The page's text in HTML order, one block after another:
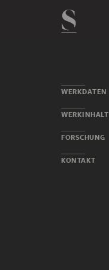
WERKDATEN
WERKINHALT
FORSCHUNG
KONTAKT